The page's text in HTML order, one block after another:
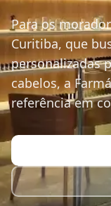
Para os
Curitiba, que
personalizadas
cabelos, a
referência em